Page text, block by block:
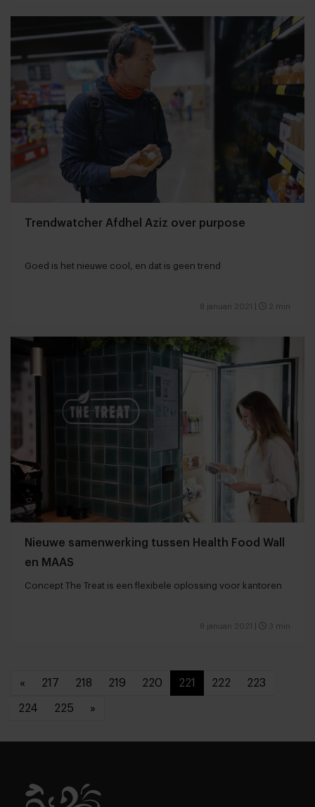
Trendwatcher Afdhel Aziz over purpose
Goed is het nieuwe cool, en dat is geen trend
8 januari 2021 2 min
Nieuwe samenwerking tussen Health Food Wall
en MAAS
Concept The Treat is een flexibele oplossing voor kantoren
8 januari 2021 3 min
« 217 218 219 220 221 222 223
224 225 »